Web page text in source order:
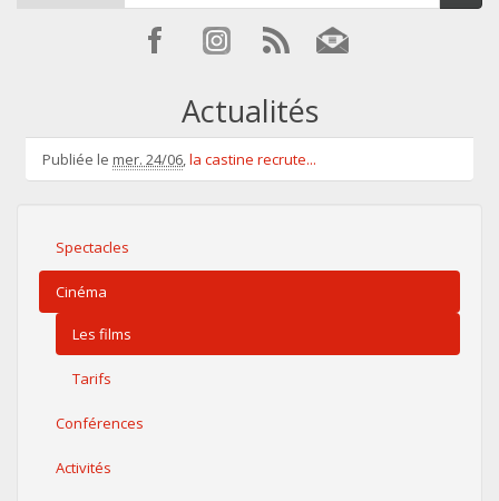
Actualités
Publiée le mer. 24/06,la castine recrute...
Spectacles
Cinéma
Les films
Tarifs
Conférences
Activités